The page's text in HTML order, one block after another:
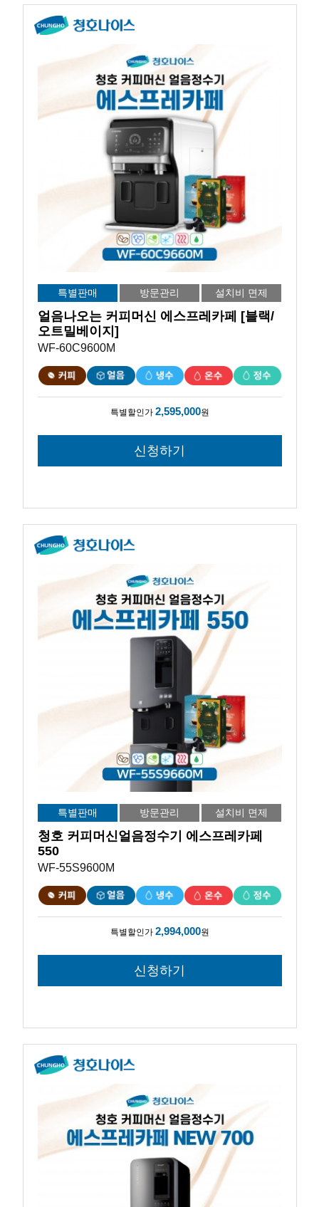
특별판매 방문관리 설치비 면제
얼음나오는 커피머신 에스프레카페 [블랙/
오트밀베이지]
WF-60C9600M
특별할인가 2,595,000원
특별판매 방문관리 설치비 면제
청호 커피머신얼음정수기 에스프레카페
550
WF-55S9600M
특별할인가 2,994,000원